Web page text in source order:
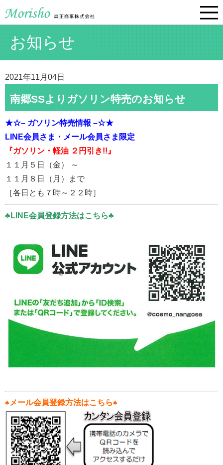
お知らせ
2021年11月04日
南郷SSよりガソリン特売のお知らせ
★☆– ガソリン特売情報 –☆★
LINE会員さま・メール会員さま限定
『ガソリン・軽油 ２円引き!!』
１１月５日（金） ～
１１月８日（月）まで
［各日とも７時～２２時］
♣LINE会員登録方法はこちら♣
♠メール会員登録方法はこちら♠